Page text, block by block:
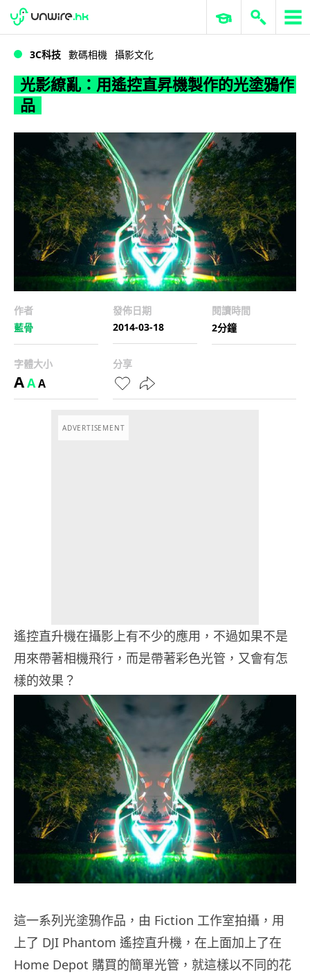
光影繚亂：用遙控直昇機製作的光塗鴉作品
WWDC 2026 ERP 與商業 AI
3C科技 數碼相機 攝影文化
光影繚亂：用遙控直昇機製作的光塗鴉作
品
作者
藍骨
發佈日期
2014-03-18
閱讀時間
2分鐘
字體大小
AAA
分享
ADVERTISEMENT
遙控直升機在攝影上有不少的應用，不過如果不是
用來帶著相機飛行，而是帶著彩色光管，又會有怎
樣的效果？
這一系列光塗鴉作品，由 Fiction 工作室拍攝，用
上了 DJI Phantom 遙控直升機，在上面加上了在
Home Depot 購買的簡單光管，就這樣以不同的花